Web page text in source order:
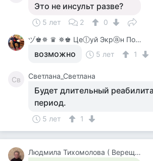
Это не инсульт разве?
5 лет 2
0
ヅ♚✵ ♛ ✵♚ Цеⓛуй Экрⓐн Покⓐ On-Line♚✵ ♛✵ ♚
возможно 5 лет 1
Св Светлана_Светлана
Будет длительный
период.
5 лет 1
Людмила Тихомолова ( Верещагина )